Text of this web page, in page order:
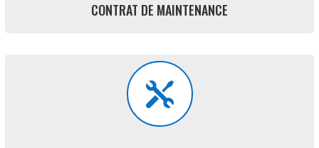
CONTRAT DE MAINTENANCE
